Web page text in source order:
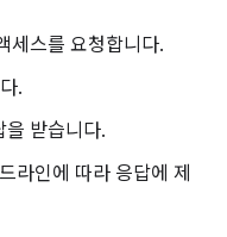
세스를 요청합니다.
.
받습니다.
라인에 따라 응답에 제